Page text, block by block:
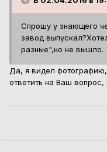
Спрошу у знающего
завод
разные",но не вышло.
Да, я видел фотографию,
ответить на Ваш вопрос,